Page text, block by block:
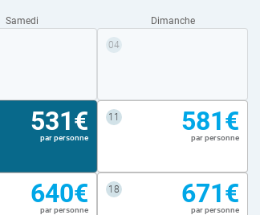
Samedi Dimanche
04
531€
par personne
11 581€
par personne
640€
par personne
18 671€
par personne